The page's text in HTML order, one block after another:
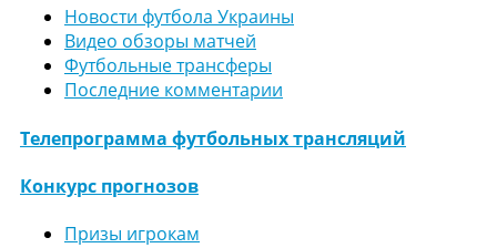
Новости футбола Украины
Видео обзоры матчей
Футбольные трансферы
Последние комментарии
Телепрограмма футбольных трансляций
Конкурс прогнозов
Призы игрокам